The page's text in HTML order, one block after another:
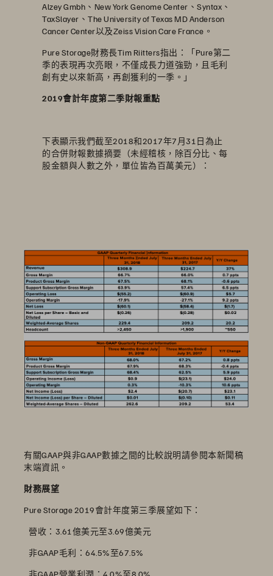
Alzey Gmbh、New York Genome Center、Syntax、
TaxSlayer、The University of Texas MD Anderson
Cancer Center以及Zeiss Vision Care France。
Pure Storage財務長Tim Riitters指出：「Pure第二
季的表現再次亮眼，不僅成長力道強勁，且毛利
創有史以來新高，再創獲利的一季。」
2019會計年度第二季財報重點
下表顯示我們截至2018和2017年7月31日為止
的合併財報數據摘要（未經稽核，除百分比、每
股金額與人數之外，單位皆為百萬美元）：
有關GAAP與非GAAP數據之間的比較說明請參閱本新聞稿
末端資訊。
財務展望
Pure Storage 2019會計年度第三季展望如下：
 營收：3.61億美元至3.69億美元
 非GAAP毛利：64.5%至67.5%
 非GAAP營業利潤：4.0%至8.0%